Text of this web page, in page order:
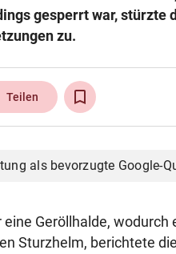
gesperrt war, stürzte
zu.
Teilen
als bevorzugte Google-
Geröllhalde, wodurch
Sturzhelm, berichtete